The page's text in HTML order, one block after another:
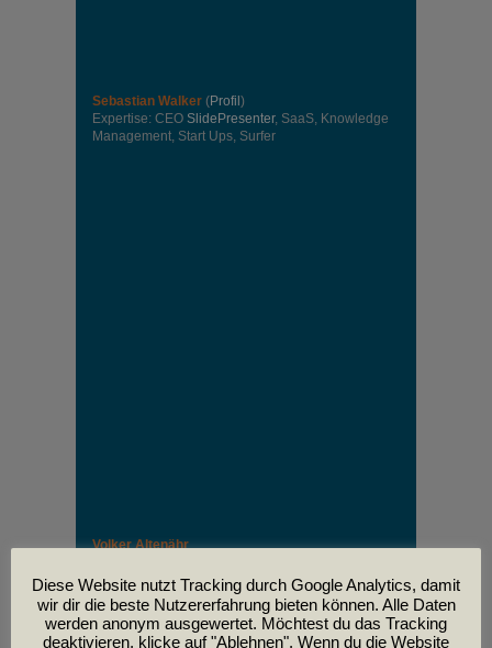
Sebastian Walker (Profil )
Expertise: CEO SlidePresenter, SaaS, Knowledge
Management, Start Ups, Surfer
Volker Altenähr
leider am
30. April im Alter von 81 Jahren verstorben.
Diese Website nutzt Tracking durch Google Analytics, damit
wir dir die beste Nutzererfahrung bieten können. Alle Daten
werden anonym ausgewertet. Möchtest du das Tracking
deaktivieren, klicke auf "Ablehnen". Wenn du die Website